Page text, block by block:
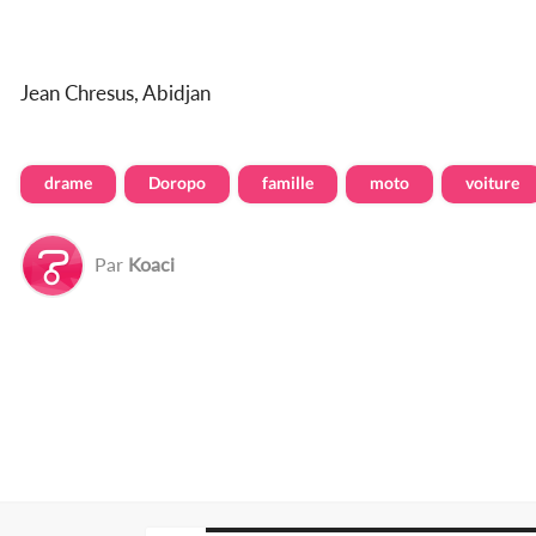
Jean Chresus, Abidjan
drame Doropo famille moto voiture
Par Koaci